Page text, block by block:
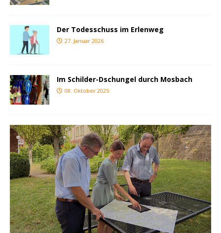
Der Todesschuss im Erlenweg
27. Januar 2026
Im Schilder-Dschungel durch Mosbach
08. Oktober 2025